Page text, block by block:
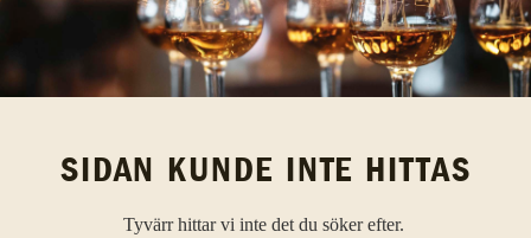
SIDAN KUNDE INTE HITTAS
Tyvärr hittar vi inte det du söker efter.